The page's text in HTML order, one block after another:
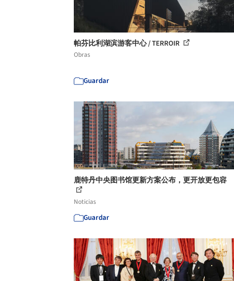
帕芬比利湖滨游客中心 / TERROIR
Obras
Guardar
鹿特丹中央图书馆更新方案公布，更开放更包容
Noticias
Guardar